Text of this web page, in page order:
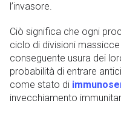
l’invasore.
Ciò significa che ogni
ciclo di divisioni
conseguente usura dei
probabilità di entrare
come stato di
invecchiamento